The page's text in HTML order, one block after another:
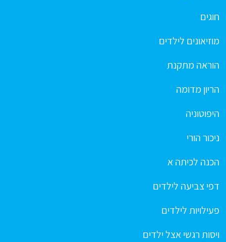
חוגים
מוזיאונים לילדים
הוראה מתקנת
הריון מדומה
היפוטוניה
ניכור הורי
הכנה לכיתה א
דפי צביעה לילדים
פעילויות לילדים
ויסות רגשי אצל ילדים